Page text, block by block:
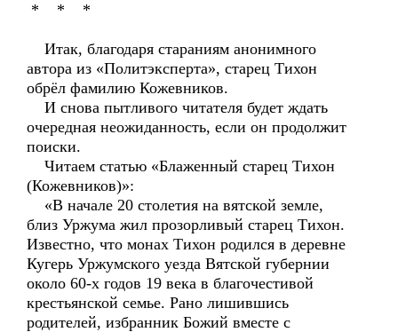
* * *
Итак, благодаря стараниям анонимного
автора из «Политэксперта», старец Тихон
обрёл фамилию Кожевников.
И снова пытливого читателя будет ждать
очередная неожиданность, если он продолжит
поиски.
Читаем статью «Блаженный старец Тихон
(Кожевников)»:
«В начале 20 столетия на вятской земле,
близ Уржума жил прозорливый старец Тихон.
Известно, что монах Тихон родился в деревне
Кугерь Уржумского уезда Вятской губернии
около 60-х годов 19 века в благочестивой
крестьянской семье. Рано лишившись
родителей, избранник Божий вместе с